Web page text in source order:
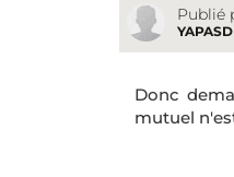
Publié
Donc
mutuel